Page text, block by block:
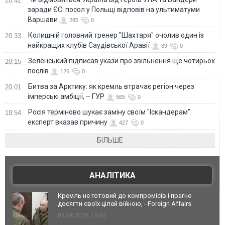
заради ЄС: посол у Польщі відповів на ультиматуми
Варшави
285 0
20:33
Колишній головний тренер "Шахтаря" очолив один із
найкращих клубів Саудівської Аравії
89 0
20:15
Зеленський підписав укази про звільнення ще чотирьох
послів
126 0
20:01
Битва за Арктику: як кремль втрачає регіон через
імперські амбіції, – ГУР
565 0
19:54
Росія терміново шукає заміну своїм "Іскандерам":
експерт вказав причину
427 0
БІЛЬШЕ
АНАЛІТИКА
Кремль не готовий до компромісів і прагне
досягти своїх цілей війною, - Foreign Affairs
03.08.2026 13:02